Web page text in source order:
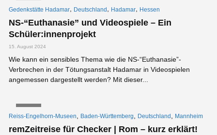
Gedenkstätte Hadamar, Deutschland, Hadamar, Hessen
NS-“Euthanasie” und Videospiele – Ein
Schüler:innenprojekt
15. August 2024
Wie kann ein sensibles Thema wie die NS-“Euthanasie”-
Verbrechen in der Tötungsanstalt Hadamar in Videospielen
angemessen dargestellt werden? Mit dieser...
Reiss-Engelhorn-Museen Baden-Württemberg Deutschland Mannheim
remZeitreise für Checker | Rom – kurz erklärt!